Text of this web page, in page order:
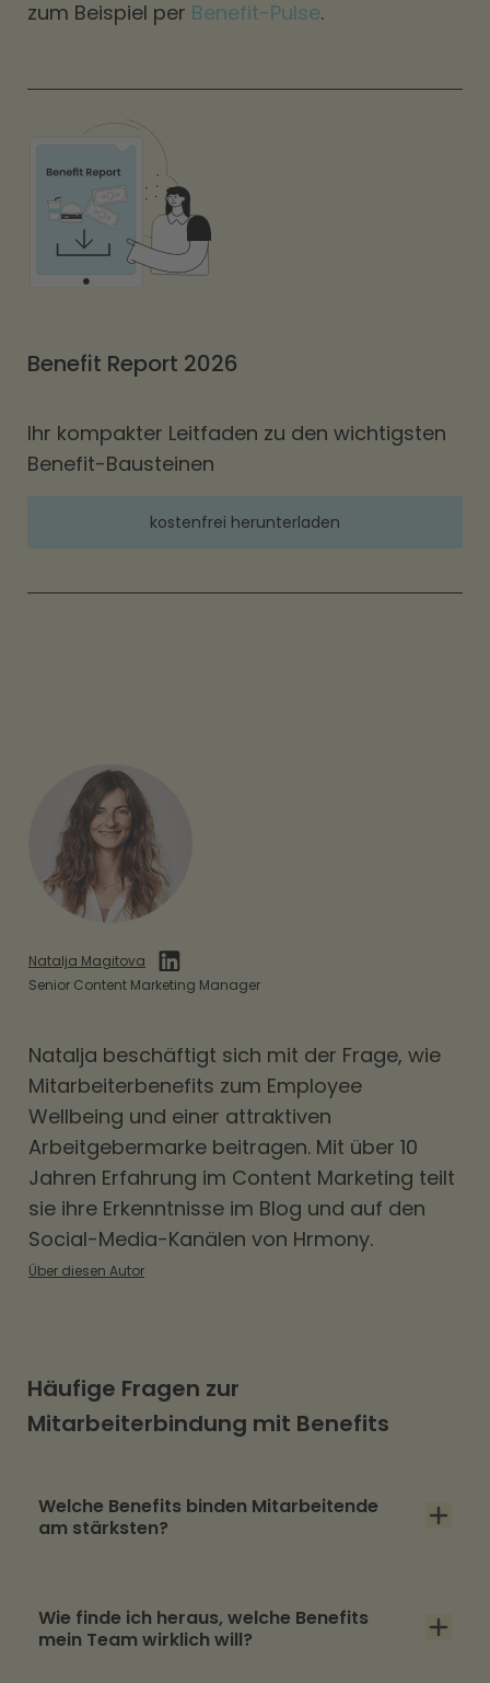
zum Beispiel per Benefit-Pulse.
Benefit Report 2026
Ihr kompakter Leitfaden zu den wichtigsten
Benefit-Bausteinen
kostenfrei herunterladen
Natalja Magitova
Senior Content Marketing Manager
Natalja beschäftigt sich mit der Frage, wie
Mitarbeiterbenefits zum Employee
Wellbeing und einer attraktiven
Arbeitgebermarke beitragen. Mit über 10
Jahren Erfahrung im Content Marketing teilt
sie ihre Erkenntnisse im Blog und auf den
Social-Media-Kanälen von Hrmony.
Über diesen Autor
Häufige Fragen zur
Mitarbeiterbindung mit Benefits
Welche Benefits binden Mitarbeitende
am stärksten?
tatsächlich genutzt werden. Besonders
Wie finde ich heraus, welche Benefits
mein Team wirklich will?